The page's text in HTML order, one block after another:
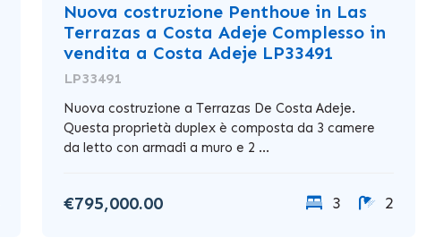
Nuova costruzione Penthoue in Las
Terrazas a Costa Adeje Complesso in
vendita a Costa Adeje LP33491
LP33491
Nuova costruzione a Terrazas De Costa Adeje.
Questa proprietà duplex è composta da 3 camere
da letto con armadi a muro e 2 ...
€795,000.00 3 2